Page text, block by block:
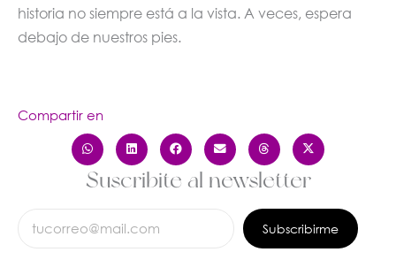
historia no siempre está a la vista. A veces, espera
debajo de nuestros pies.
Compartir en
Suscribite al newsletter
Subscribirme